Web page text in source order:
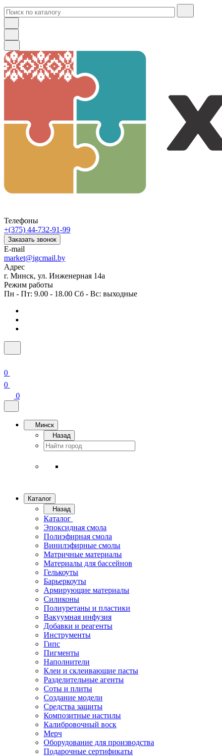
Телефоны
+(375) 44-732-91-99
Заказать звонок
E-mail
market@igcmail.by
Адрес
г. Минск, ул. Инженерная 14а
Режим работы
Пн - Пт: 9.00 - 18.00 Сб - Вс: выходные
0
0
0
Минск
Назад
Каталог
Назад
Каталог
Эпоксидная смола
Полиэфирная смола
Винилэфирные смолы
Матричные материалы
Материалы для бассейнов
Гелькоуты
Барьеркоуты
Армирующие материалы
Силиконы
Полиуретаны и пластики
Вакуумная инфузия
Добавки и реагенты
Инструменты
Гипс
Пигменты
Наполнители
Клеи и склеивающие пасты
Разделительные агенты
Соты и плиты
Создание модели
Средства защиты
Композитные настилы
Калибровочный воск
Мерч
Оборудование для производства
Подарочные сертификаты